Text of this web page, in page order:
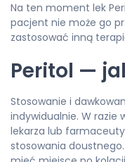
Na ten moment lek
pacjent nie może go
zastosować inną
Peritol —
Stosowanie i
indywidualnie. W razie
lekarza lub
stosowania